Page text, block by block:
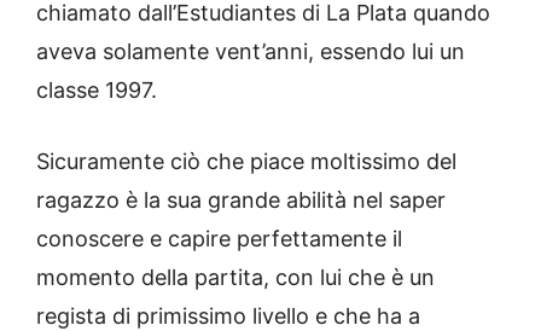
chiamato dall’Estudiantes di La Plata quando
aveva solamente vent’anni, essendo lui un
classe 1997.
Sicuramente ciò che piace moltissimo del
ragazzo è la sua grande abilità nel saper
conoscere e capire perfettamente il
momento della partita, con lui che è un
regista di primissimo livello e che ha a